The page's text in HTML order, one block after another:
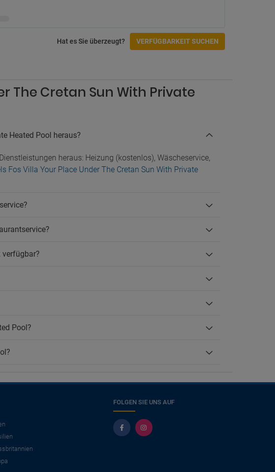
Hat es Sie überzeugt? VERFÜGBARKEIT SUCHEN
The Cretan Sun With Private
Heated Pool heraus?
heraus: Heizung (kostenlos), Wäscheservice,
Fos Villa Your Place Under The Cretan Sun With Private
verfügbar?
Pool?
FOLGEN SIE UNS AUF